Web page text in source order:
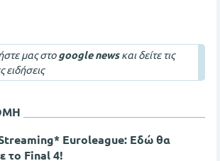
μας στοgoogle newsκαι δείτε τις
ειδήσεις
Euroleague: Εδώ θα
το Final 4!